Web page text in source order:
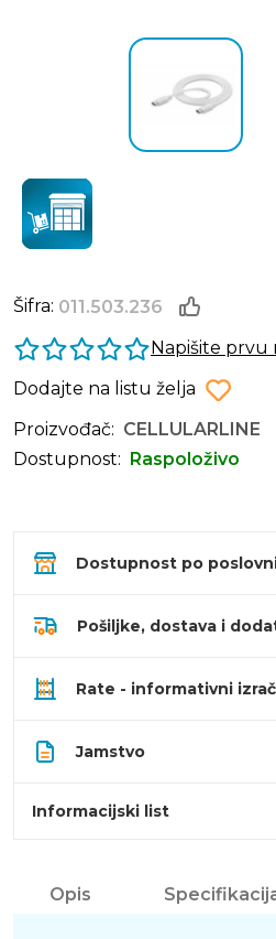
Šifra: 011.503.236
Napišite prvu
Dodajte na listu želja
Proizvođač: CELLULARLINE
Dostupnost:
Raspoloživo
Dostupnost po
Pošiljke, dostava i
Rate - informativni
Jamstvo
Informacijski list
Opis